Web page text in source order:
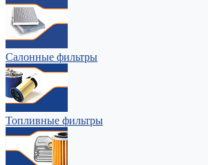
Салонные фильтры
Топливные фильтры